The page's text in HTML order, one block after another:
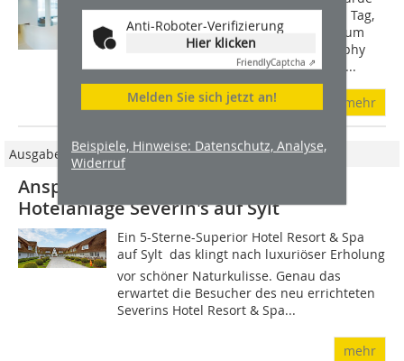
Anti-Roboter-Verifizierung
Hier klicken
FriendlyCaptcha ⇗
Melden Sie sich jetzt an!
Beispiele, Hinweise: Datenschutz, Analyse,
Widerruf
der 19. Februar zu einem besonderen Tag,
denn an diesem wurden sie auf der zum
siebten Mal veranstalteten Rigips Trophy
für außergewöhnliche Leistungen mit...
mehr
Ausgabe 03/2017
Anspruchvsoller Innenausbau für die
Hotelanlage Severin's auf Sylt
Ein 5-Sterne-Superior Hotel Resort & Spa
auf Sylt  das klingt nach luxuriöser Erholung
vor schöner Naturkulisse. Genau das
erwartet die Besucher des neu errichteten
Severins Hotel Resort & Spa...
mehr